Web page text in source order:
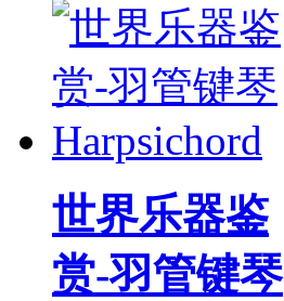
世界乐器鉴
赏-羽管键琴